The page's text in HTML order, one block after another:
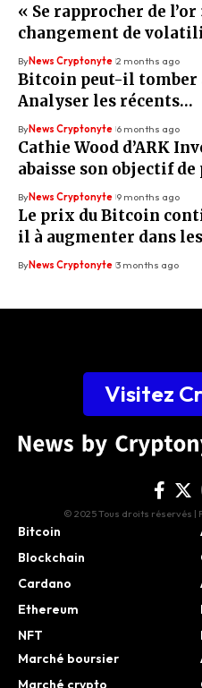
« Se rapprocher de l’or
changement de
Bitcoin attirera-t-il
de Wall Street ?
ByNews Cryptonyte 2 months ago
Bitcoin peut-il tomber
Analyser les récents
avertissements de
Burry
ByNews Cryptonyte 6 months ago
Cathie Wood d’ARK
abaisse son objectif
Bitcoin – Voici pourquoi
ByNews Cryptonyte 9 months ago
Le prix du Bitcoin
il à augmenter dans les
prochains jours, ou le
ByNews Cryptonyte 3 months ago
Visitez
© 2025 Tous droits réservés |
Bitcoin
Blockchain
Cardano
Ethereum
NFT
Marché boursier
Marché crypto